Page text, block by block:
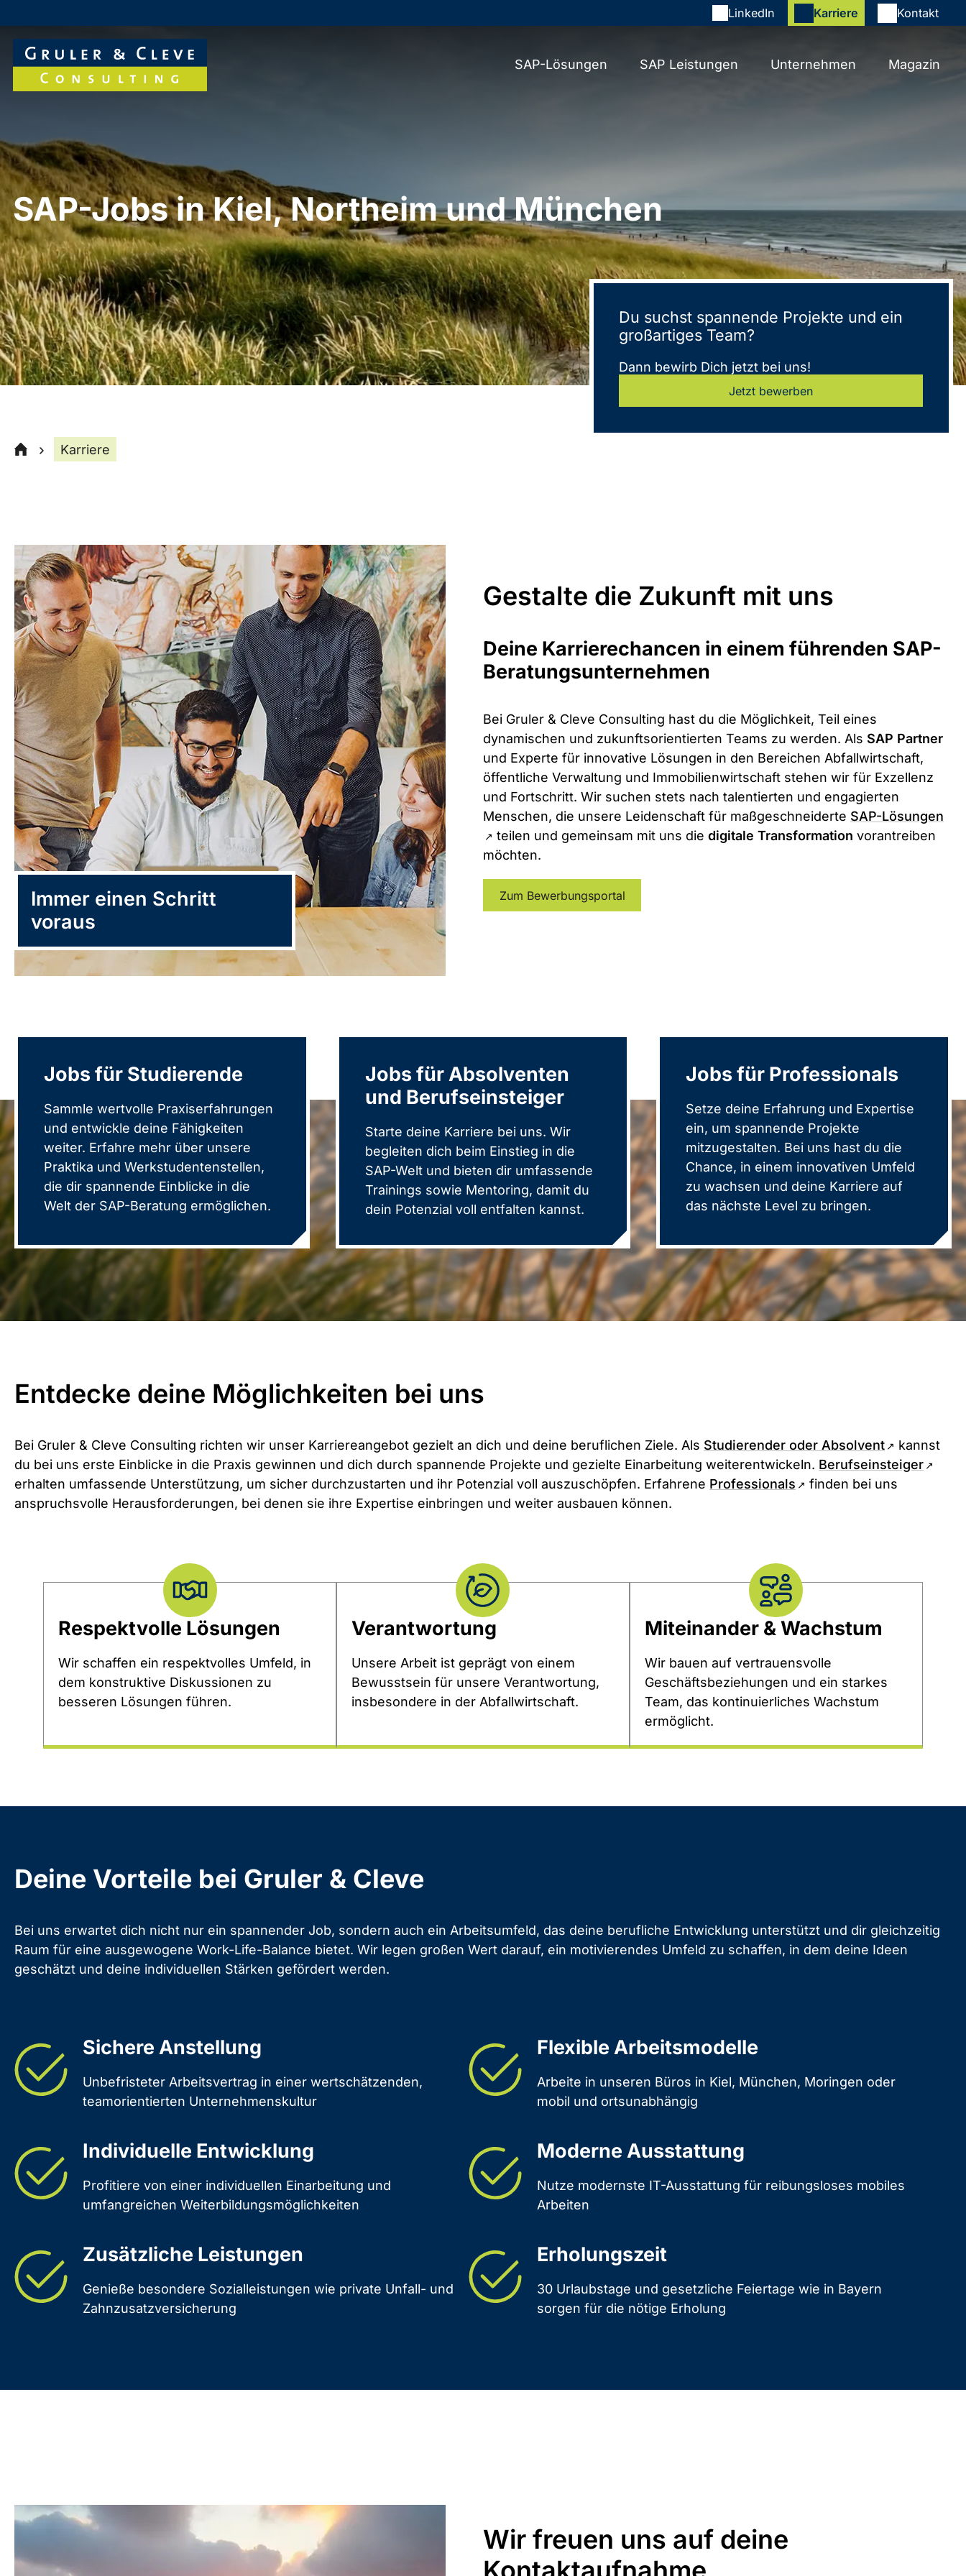
LinkedIn Karriere Kontakt
SAP-Lösungen SAP Leistungen Unternehmen Magazin
SAP-Jobs in Kiel, Northeim und München
Du suchst spannende Projekte und ein
großartiges Team?
Dann bewirb Dich jetzt bei uns!
Jetzt bewerben
Karriere
Immer einen Schritt
voraus
Gestalte die Zukunft mit uns
Deine Karrierechancen in einem führenden SAP-
Beratungsunternehmen
Bei Gruler & Cleve Consulting hast du die Möglichkeit, Teil eines
dynamischen und zukunftsorientierten Teams zu werden. Als SAP Partner
und Experte für innovative Lösungen in den Bereichen Abfallwirtschaft,
öffentliche Verwaltung und Immobilienwirtschaft stehen wir für Exzellenz
und Fortschritt. Wir suchen stets nach talentierten und engagierten
Menschen, die unsere Leidenschaft für maßgeschneiderte SAP-Lösungen
teilen und gemeinsam mit uns diedigitale Transformation vorantreiben
möchten.
Zum Bewerbungsportal
Jobs für Studierende
Sammle wertvolle Praxiserfahrungen
und entwickle deine Fähigkeiten
weiter. Erfahre mehr über unsere
Praktika und Werkstudentenstellen,
die dir spannende Einblicke in die
Welt der SAP-Beratung ermöglichen.
Jobs für Absolventen
und Berufseinsteiger
Starte deine Karriere bei uns. Wir
begleiten dich beim Einstieg in die
SAP-Welt und bieten dir umfassende
Trainings sowie Mentoring, damit du
dein Potenzial voll entfalten kannst.
Jobs für Professionals
Setze deine Erfahrung und Expertise
ein, um spannende Projekte
mitzugestalten. Bei uns hast du die
Chance, in einem innovativen Umfeld
zu wachsen und deine Karriere auf
das nächste Level zu bringen.
Entdecke deine Möglichkeiten bei uns
Bei Gruler & Cleve Consulting richten wir unser Karriereangebot gezielt an dich und deine beruflichen Ziele. Als Studierender oder Absolvent
kannst
du bei uns erste Einblicke in die Praxis gewinnen und dich durch spannende Projekte und gezielte Einarbeitung weiterentwickeln. Berufseinsteiger
erhalten umfassende Unterstützung, um sicher durchzustarten und ihr Potenzial voll auszuschöpfen. Erfahrene Professionals
finden bei uns
anspruchsvolle Herausforderungen, bei denen sie ihre Expertise einbringen und weiter ausbauen können.
Respektvolle Lösungen
Wir schaffen ein respektvolles Umfeld, in
dem konstruktive Diskussionen zu
besseren Lösungen führen.
Verantwortung
Unsere Arbeit ist geprägt von einem
Bewusstsein für unsere Verantwortung,
insbesondere in der Abfallwirtschaft.
Miteinander & Wachstum
Wir bauen auf vertrauensvolle
Geschäftsbeziehungen und ein starkes
Team, das kontinuierliches Wachstum
ermöglicht.
Deine Vorteile bei Gruler & Cleve
Bei uns erwartet dich nicht nur ein spannender Job, sondern auch ein Arbeitsumfeld, das deine berufliche Entwicklung unterstützt und dir gleichzeitig
Raum für eine ausgewogene Work-Life-Balance bietet. Wir legen großen Wert darauf, ein motivierendes Umfeld zu schaffen, in dem deine Ideen
geschätzt und deine individuellen Stärken gefördert werden.
Sichere Anstellung
Unbefristeter Arbeitsvertrag in einer wertschätzenden,
teamorientierten Unternehmenskultur
Flexible Arbeitsmodelle
Arbeite in unseren Büros in Kiel, München, Moringen oder
mobil und ortsunabhängig
Individuelle Entwicklung
Profitiere von einer individuellen Einarbeitung und
umfangreichen Weiterbildungsmöglichkeiten
Moderne Ausstattung
Nutze modernste IT-Ausstattung für reibungsloses mobiles
Arbeiten
Zusätzliche Leistungen
Genieße besondere Sozialleistungen wie private Unfall- und
Zahnzusatzversicherung
Erholungszeit
30 Urlaubstage und gesetzliche Feiertage wie in Bayern
sorgen für die nötige Erholung
Wir freuen uns auf deine